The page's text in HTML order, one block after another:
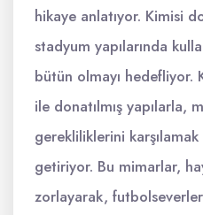
hikaye anlatıyor. Kimisi
stadyum yapılarında
bütün olmayı hedefliyor.
ile donatılmış yapılarla,
gerekliliklerini
getiriyor. Bu mimarlar,
zorlayarak,